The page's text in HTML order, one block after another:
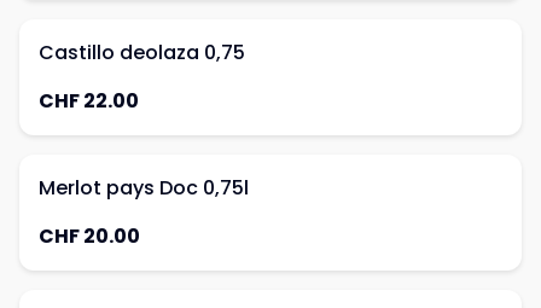
Castillo deolaza 0,75
CHF 22.00
Merlot pays Doc 0,75l
CHF 20.00